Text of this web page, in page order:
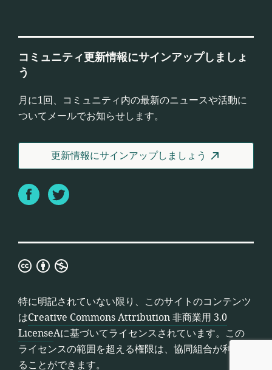
コミュニティ更新情報にサインアップしましょ
う
月に1回、コミュニティ内の最新のニュースや活動に
ついてメールでお知らせします。
更新情報にサインアップしましょう
FacebookTwitter
Creative
Attribution
非
商
業
用
特に明記されていない限り、このサイトのコンテンツ
はCreative Commons Attribution 非商業用 3.0
LicenseAに基づいてライセンスされています。この
ライセンスの範囲を超える権限は、協同組合が利用す
ることができます。